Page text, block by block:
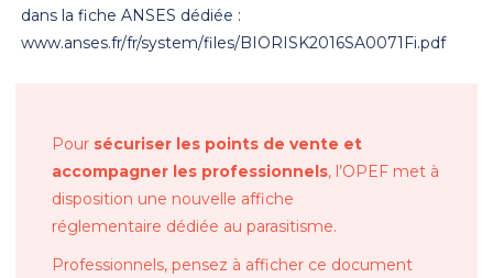
dans la fiche ANSES dédiée :
www.anses.fr/fr/system/files/BIORISK2016SA0071Fi.pdf
Pour sécuriser les points de vente et
accompagner les professionnels, l’OPEF met à
disposition une nouvelle affiche
réglementaire dédiée au parasitisme.
Professionnels, pensez à afficher ce document